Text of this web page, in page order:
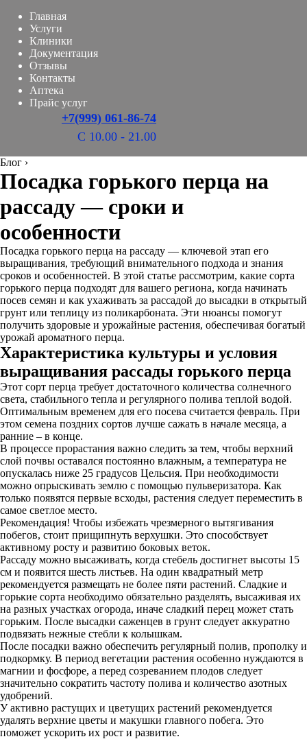
Главная
Услуги
Клиники
Документация
Отзывы
Контакты
Аптека
Прайс услуг
+7(999) 061-86-74
С 10.00 - 21.00
Блог ›
Посадка горького перца на
рассаду — сроки и
особенности
Посадка горького перца на рассаду — ключевой этап его
выращивания, требующий внимательного подхода и знания
сроков и особенностей. В этой статье рассмотрим, какие сорта
горького перца подходят для вашего региона, когда начинать
посев семян и как ухаживать за рассадой до высадки в открытый
грунт или теплицу из поликарбоната. Эти нюансы помогут
получить здоровые и урожайные растения, обеспечивая богатый
урожай ароматного перца.
Характеристика культуры и условия
выращивания рассады горького перца
Этот сорт перца требует достаточного количества солнечного
света, стабильного тепла и регулярного полива теплой водой.
Оптимальным временем для его посева считается февраль. При
этом семена поздних сортов лучше сажать в начале месяца, а
ранние – в конце.
В процессе прорастания важно следить за тем, чтобы верхний
слой почвы оставался постоянно влажным, а температура не
опускалась ниже 25 градусов Цельсия. При необходимости
можно опрыскивать землю с помощью пульверизатора. Как
только появятся первые всходы, растения следует переместить в
самое светлое место.
Рекомендация! Чтобы избежать чрезмерного вытягивания
побегов, стоит прищипнуть верхушки. Это способствует
активному росту и развитию боковых веток.
Рассаду можно высаживать, когда стебель достигнет высоты 15
см и появится шесть листьев. На один квадратный метр
рекомендуется размещать не более пяти растений. Сладкие и
горькие сорта необходимо обязательно разделять, высаживая их
на разных участках огорода, иначе сладкий перец может стать
горьким. После высадки саженцев в грунт следует аккуратно
подвязать нежные стебли к колышкам.
После посадки важно обеспечить регулярный полив, прополку и
подкормку. В период вегетации растения особенно нуждаются в
магнии и фосфоре, а перед созреванием плодов следует
значительно сократить частоту полива и количество азотных
удобрений.
У активно растущих и цветущих растений рекомендуется
удалять верхние цветы и макушки главного побега. Это
поможет ускорить их рост и развитие.